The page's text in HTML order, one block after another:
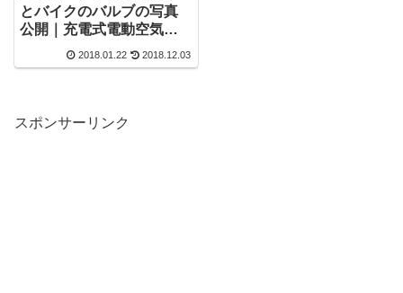
とバイクのバルブの写真
公開｜充電式電動空気入
れの口コミは？
2018.01.22 2018.12.03
スポンサーリンク